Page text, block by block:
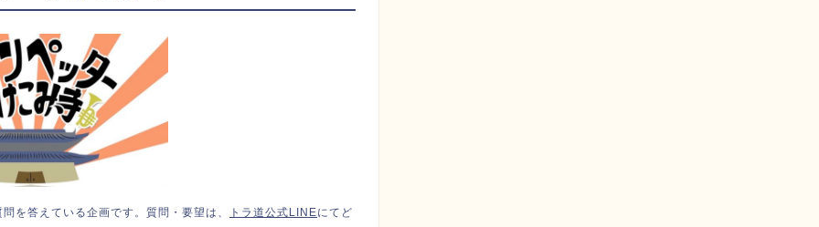
を答えている企画です。質問・要望は、 トラ道公式LINEにてど